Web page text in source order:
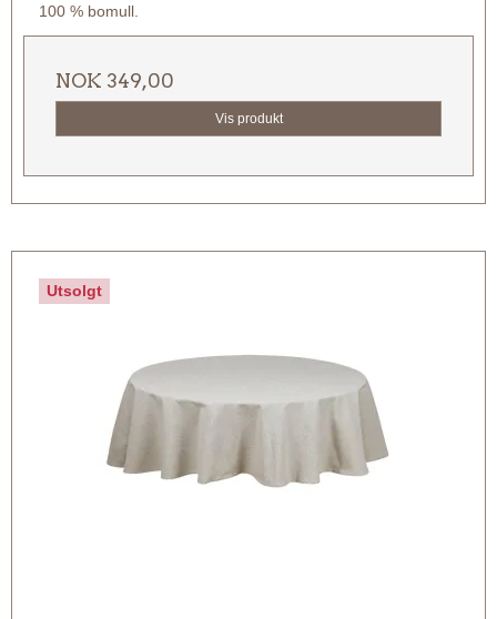
100 % bomull.
NOK 349,00
Vis produkt
Utsolgt